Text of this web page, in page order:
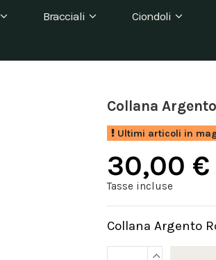
Bracciali Ciondoli
Collana
Ultimi articoli in
30,00 €
Tasse incluse
Collana Argento